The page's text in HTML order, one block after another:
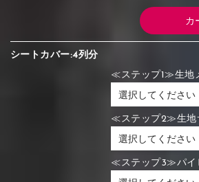
シートカバー:4列分
≪ステップ1≫生地
≪ステップ2≫生地
≪ステップ3≫パイ